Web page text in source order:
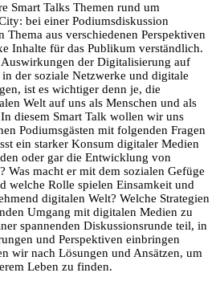
Smart Talks Themen rund um
bei einer Podiumsdiskussion
Thema aus verschiedenen Perspektiven
Inhalte für das Publikum verständlich.
der Digitalisierung auf
der soziale Netzwerke und digitale
ist es wichtiger denn je, die
Welt auf uns als Menschen und als
diesem Smart Talk wollen wir uns
Podiumsgästen mit folgenden Fragen
ein starker Konsum digitaler Medien
oder gar die Entwicklung von
Was macht er mit dem sozialen Gefüge
welche Rolle spielen Einsamkeit und
digitalen Welt? Welche Strategien
Umgang mit digitalen Medien zu
spannenden Diskussionsrunde teil, in
und Perspektiven einbringen
wir nach Lösungen und Ansätzen, um
Leben zu finden.